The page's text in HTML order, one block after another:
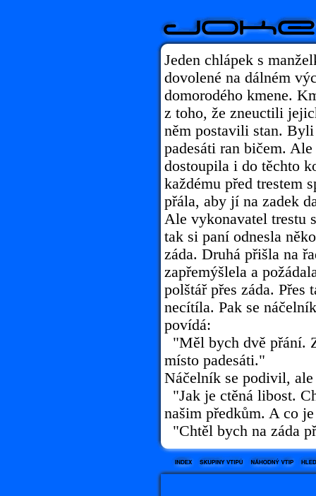
Jeden chlápek s
dovolené na dálném
domorodého kmene.
z toho, že zneuctili
něm postavili stan.
padesáti ran bičem.
dostoupila i do těchto
každému před trestem
přála, aby jí na zadek
Ale vykonavatel trestu
tak si paní odnesla
záda. Druhá přišla na
zapřemýšlela a
polštář přes záda. Přes
necítíla. Pak se
povídá:
"Měl bych dvě přání.
místo padesáti."
Náčelník se podivil,
"Jak je ctěná libost.
našim předkům. A co
"Chtěl bych na záda